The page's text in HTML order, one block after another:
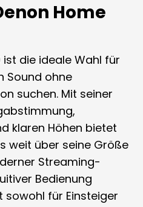
Home
ist die ideale Wahl für
Sound ohne
suchen. Mit seiner
klaren Höhen bietet
weit über seine Größe
Streaming-
Bedienung
für Einsteiger